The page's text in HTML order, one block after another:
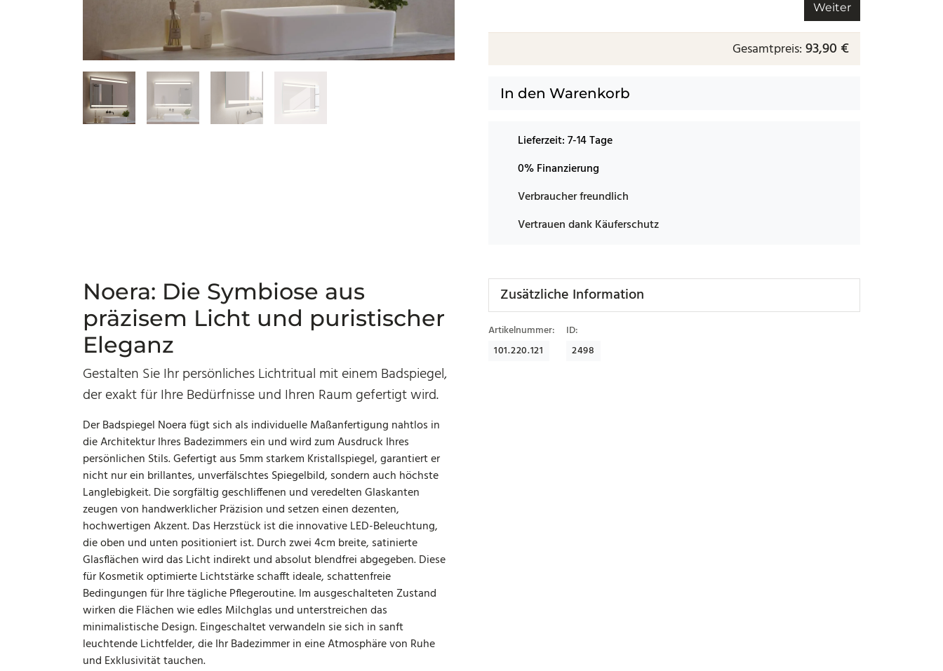
Weiter
Gesamtpreis: 93,90 €
In den Warenkorb
Lieferzeit:7-14 Tage
0% Finanzierung
Verbraucher freundlich
Vertrauen dank Käuferschutz
Noera: Die Symbiose aus
präzisem Licht und puristischer
Eleganz
Gestalten Sie Ihr persönliches Lichtritual mit einem Badspiegel,
der exakt für Ihre Bedürfnisse und Ihren Raum gefertigt wird.
Der Badspiegel Noera fügt sich als individuelle Maßanfertigung nahtlos in
die Architektur Ihres Badezimmers ein und wird zum Ausdruck Ihres
persönlichen Stils. Gefertigt aus 5mm starkem Kristallspiegel, garantiert er
nicht nur ein brillantes, unverfälschtes Spiegelbild, sondern auch höchste
Langlebigkeit. Die sorgfältig geschliffenen und veredelten Glaskanten
zeugen von handwerklicher Präzision und setzen einen dezenten,
hochwertigen Akzent. Das Herzstück ist die innovative LED-Beleuchtung,
die oben und unten positioniert ist. Durch zwei 4cm breite, satinierte
Glasflächen wird das Licht indirekt und absolut blendfrei abgegeben. Diese
für Kosmetik optimierte Lichtstärke schafft ideale, schattenfreie
Bedingungen für Ihre tägliche Pflegeroutine. Im ausgeschalteten Zustand
wirken die Flächen wie edles Milchglas und unterstreichen das
minimalistische Design. Eingeschaltet verwandeln sie sich in sanft
leuchtende Lichtfelder, die Ihr Badezimmer in eine Atmosphäre von Ruhe
und Exklusivität tauchen.
Zusätzliche Information
Artikelnummer:
101.220.121
ID:
2498